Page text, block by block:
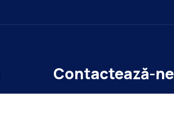
Contactează-ne